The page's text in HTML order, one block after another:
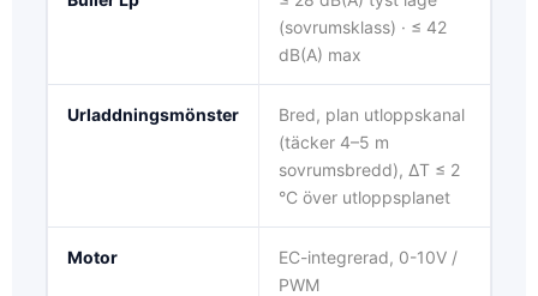
(sovrumsklass) · ≤ 42
dB(A) max
Urladdningsmönster
Bred, plan utloppskanal
(täcker 4–5 m
sovrumsbredd), ΔT ≤ 2
°C över utloppsplanet
Motor
EC-integrerad, 0-10V /
PWM